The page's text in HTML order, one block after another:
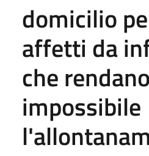
domicilio
affetti da
che rendano
impossibile